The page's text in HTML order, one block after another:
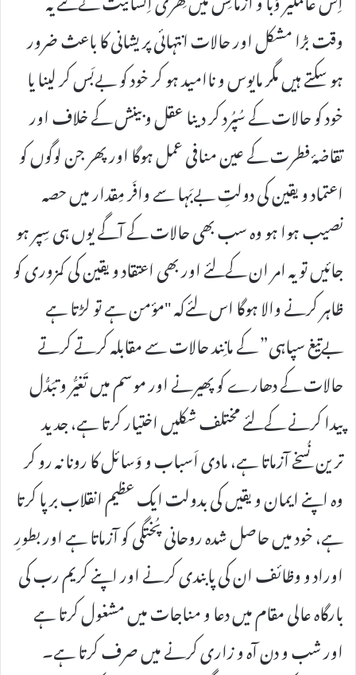
وقت بڑا مشکل اور حالات انتہائی پریشانی کا باعث ضرور
ہو سکتے ہیں مگر مایوس و ناامید ہو کر خود کو بےبَس کر لینا یا
خود کو حالات کے سُپُرد کر دینا عقل و بینش کے خلاف اور
تقاضۂ فطرت کے عین منافی عمل ہوگا اور پھر جن لوگوں کو
اعتماد و یقین کی دولتِ بےبَہا سے وافَر مِقدار میں حصہ
نصیب ہوا ہو وہ سب بھی حالات کے آگے یوں ہی سِپر ہو
جائیں تو یہ امر ان کےلئے اور بھی اعتقاد و یقین کی کمزوری کو
ظاہر کرنے والا ہوگا اس لئےکہ "مؤمن ہے تو لڑتا ہے
بےتیغ سپاہی” کے مانِند حالات سے مقابلہ کرتے کرتے
حالات کے دھارے کو پھیرنے اور موسم میں تَغیُّر و تبَدُّل
پیدا کرنے کےلئے مختلف شکلیں اختیار کرتا ہے، جدید
ترین نُسخے آزماتا ہے، مادی اَسباب و وَسائل کا رونا نہ رو کر
وہ اپنے ایمان و یقیں کی بدولت ایک عظیم انقلاب برپا کرتا
ہے، خود میں حاصل شدہ روحانی پُختگی کو آزماتا ہے اور بطورِ
اوراد و وظائف ان کی پابندی کرنے اور اپنے کریم رب کی
بارگاہ عالی مقام میں دعا و مناجات میں مشغول کرتا ہے
اور شب و دن آہ و زاری کرنے میں صرف کرتا ہے۔